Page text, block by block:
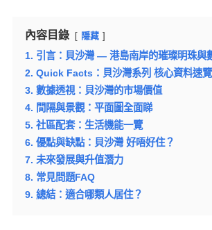
內容目錄 隱藏
1. 引言：貝沙灣 — 港島南岸的璀璨明珠與
2. Quick Facts：貝沙灣系列 核心資料速覽
3. 數據透視：貝沙灣的市場價值
4. 間隔與景觀：平面圖全面睇
5. 社區配套：生活機能一覽
6. 優點與缺點：貝沙灣 好唔好住？
7. 未來發展與升值潛力
8. 常見問題FAQ
9. 總結：適合哪類人居住？